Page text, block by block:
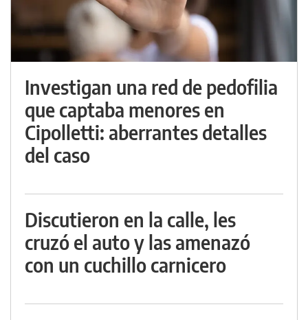
Investigan una red de pedofilia
que captaba menores en
Cipolletti: aberrantes detalles
del caso
Discutieron en la calle, les
cruzó el auto y las amenazó
con un cuchillo carnicero